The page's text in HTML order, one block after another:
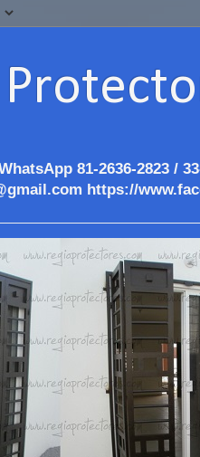
81-2636-2823 /
https://